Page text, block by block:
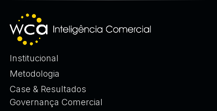
Institucional
Metodologia
Case & Resultados
Governança Comercial